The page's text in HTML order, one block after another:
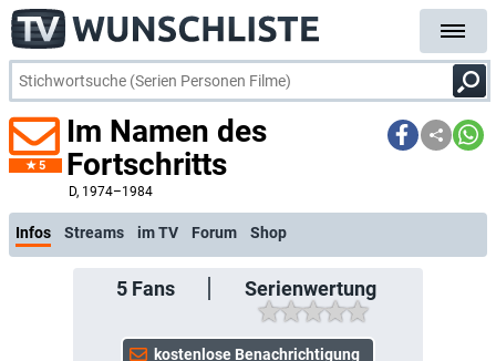
5
Im Namen des
Fortschritts
D, 1974–1984
Infos Streams im TV Forum Shop
5Fans Serienwertung